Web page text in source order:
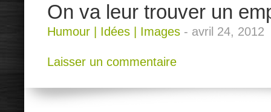
On va leur trouver un
Humour Idées Images - avril 24, 2012
Laisser un commentaire